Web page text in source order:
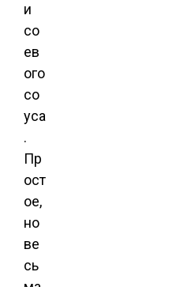
и
со
ев
ого
со
уса
.
Пр
ост
ое,
но
ве
сь